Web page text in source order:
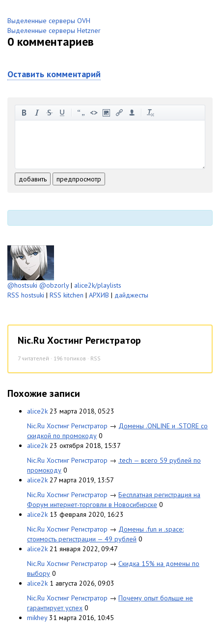
Выделенные серверы OVH
Выделенные серверы Hetzner
0 комментариев
Оставить комментарий
-
-
-
добавить предпросмотр
@hostsuki @obzorly| alice2k/playlists
RSS hostsuki | RSS kitchen | АРХИВ | дайджесты
Nic.Ru Хостинг Регистратор
7читателей · 196 топиков · RSS
Похожие записи
alice2k 23 марта 2018, 05:23
Nic.Ru Хостинг Регистратор → Домены .ONLINE и .STORE cо
скидкой по промокоду 0
alice2k 23 октября 2018, 15:37
Nic.Ru Хостинг Регистратор → .tech — всего 59 рублей по
промокоду 0
alice2k 27 марта 2019, 13:57
Nic.Ru Хостинг Регистратор → Бесплатная регистрация на
Форум интернет-торговли в Новосибирске 0
alice2k 13 февраля 2020, 16:23
Nic.Ru Хостинг Регистратор → Домены .fun и .space:
стоимость регистрации — 49 рублей 0
alice2k 21 января 2022, 09:47
Nic.Ru Хостинг Регистратор → Скидка 15% на домены по
выбору 0
alice2k 1 августа 2026, 09:03
Nic.Ru Хостинг Регистратор → Почему опыт больше не
гарантирует успех 0
mikhey 31 марта 2016, 10:45